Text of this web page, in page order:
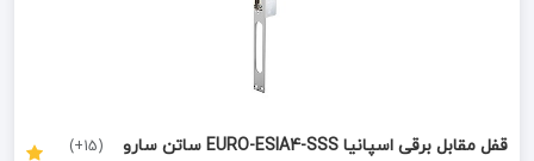
قفل مقابل برقی اسپانیا EURO-ESIA4-SSS ساتن سارو
(15+)